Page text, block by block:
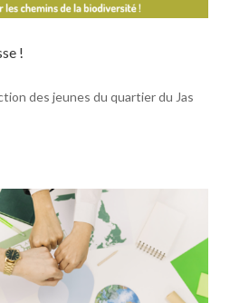
!
des jeunes du quartier du Jas